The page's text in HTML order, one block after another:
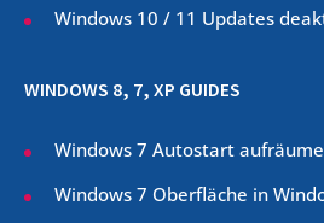
Windows 10 / 11 Updates
WINDOWS 8, 7, XP GUIDES
Windows 7 Autostart
Windows 7 Oberfläche in